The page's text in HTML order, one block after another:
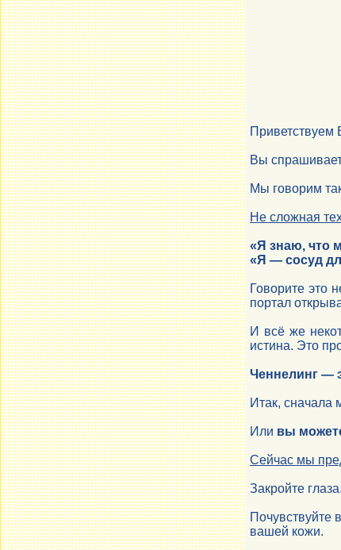
Приветствуем
Вы
Мы говорим
Не сложная
«Я знаю, что
«Я — сосуд
Говорите это
портал
И всё же
истина. Это
Ченнелинг —
Итак, сначала
Или вы
Сейчас мы
Закройте
Почувствуйте
вашей кожи.